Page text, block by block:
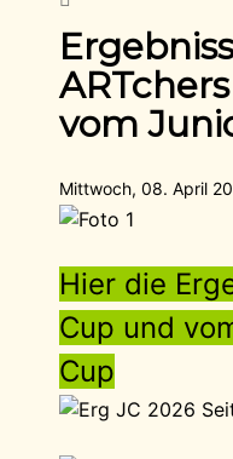
vom
Mittwoch, 08. April
Hier die
Cup und
Cup